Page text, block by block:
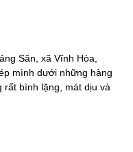
Săn, xã Vĩnh Hòa,
mình dưới những hàng
rất bình lặng, mát dịu và